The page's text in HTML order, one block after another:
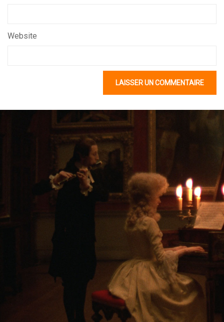
Website